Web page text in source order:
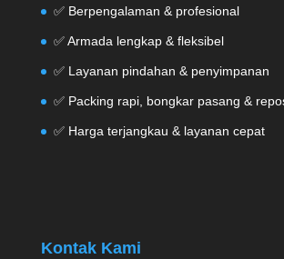
✅ Berpengalaman & profesional
✅ Armada lengkap & fleksibel
✅ Layanan pindahan & penyimpanan
✅ Packing rapi, bongkar pasang &
✅ Harga terjangkau & layanan cepat
Kontak Kami